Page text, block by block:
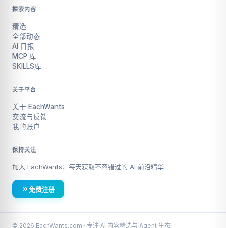
探索内容
精选
全部动态
AI 日报
MCP 库
SKILLS库
关于平台
关于 EachWants
交流与反馈
我的账户
保持关注
加入 EachWants，每天获取不容错过的 AI 前沿精华
免费注册
© 2026 EachWants.com · 专注 AI 内容精选与 Agent 生态